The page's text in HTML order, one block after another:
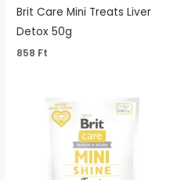
Brit Care Mini Treats Liver
Detox 50g
858 Ft